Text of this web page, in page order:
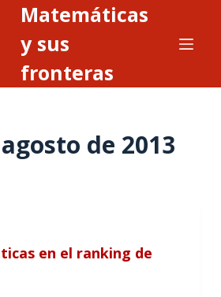
Matemáticas
y sus
fronteras
de 2013
en el ranking de